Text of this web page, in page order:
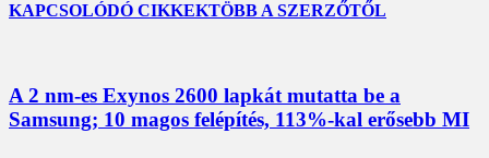
KAPCSOLÓDÓ CIKKEKTÖBB A SZERZŐTŐL
A 2 nm-es Exynos 2600 lapkát mutatta be a
Samsung; 10 magos felépítés, 113%-kal erősebb MI